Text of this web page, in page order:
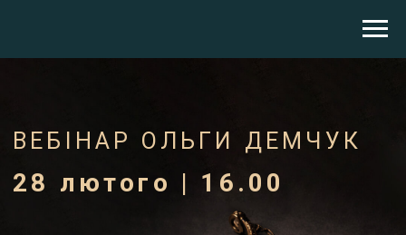
28 лютого | 16.00